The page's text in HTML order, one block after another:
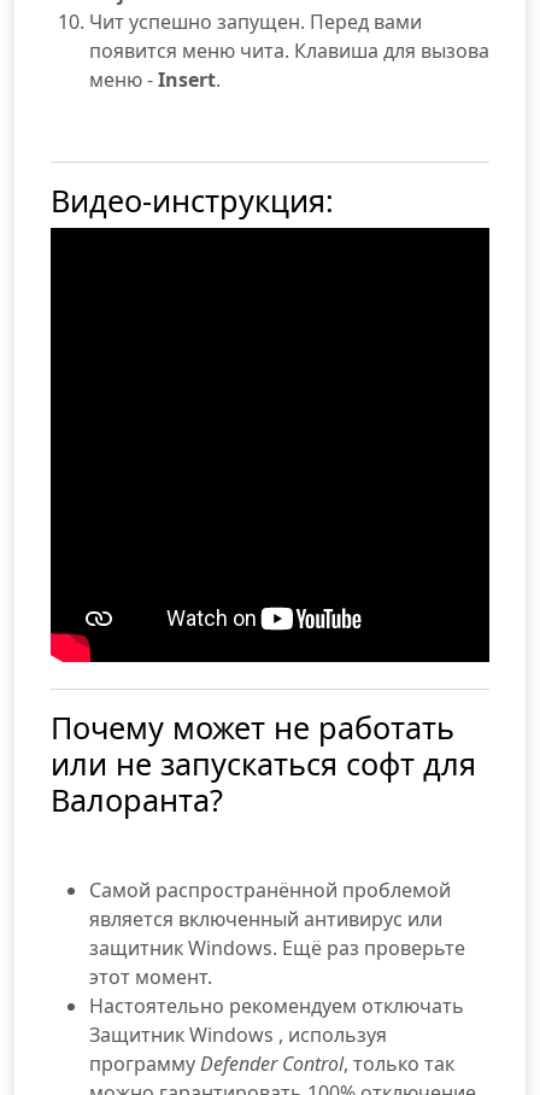
Чит успешно запущен. Перед вами
появится меню чита. Клавиша для вызова
меню -Insert.
Видео-инструкция:
Почему может не работать
или не запускаться софт для
Валоранта?
Самой распространённой проблемой
является включенный антивирус или
защитник Windows. Ещё раз проверьте
этот момент.
Настоятельно рекомендуем отключать
Защитник Windows , используя
программуDefender Control, только так